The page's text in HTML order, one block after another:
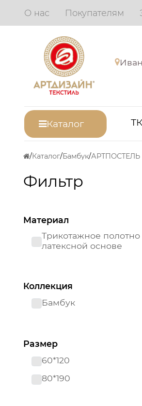
О нас Покупателям
Каталог
Каталог Бамбук АРТПОСТЕЛЬ
Фильтр
Материал
Трикотажное полотно
латексной основе
Коллекция
Бамбук
Размер
60*120
80*190